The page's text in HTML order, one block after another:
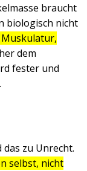
braucht
biologisch nicht
dem
fester und
zu Unrecht.
selbst, nicht